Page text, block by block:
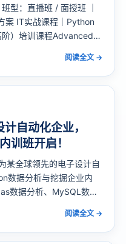
型：直播班 / 面授班 ｜
案 IT实战课程｜Python
阶）培训课程Advanced
安全到模块工程化…
阅读全文 →
自动化企业，
训班开启！
某全球领先的电子设计自
数据分析与挖掘企业内
数据分析、MySQL数据
深讲师主讲，助力企业
阅读全文 →